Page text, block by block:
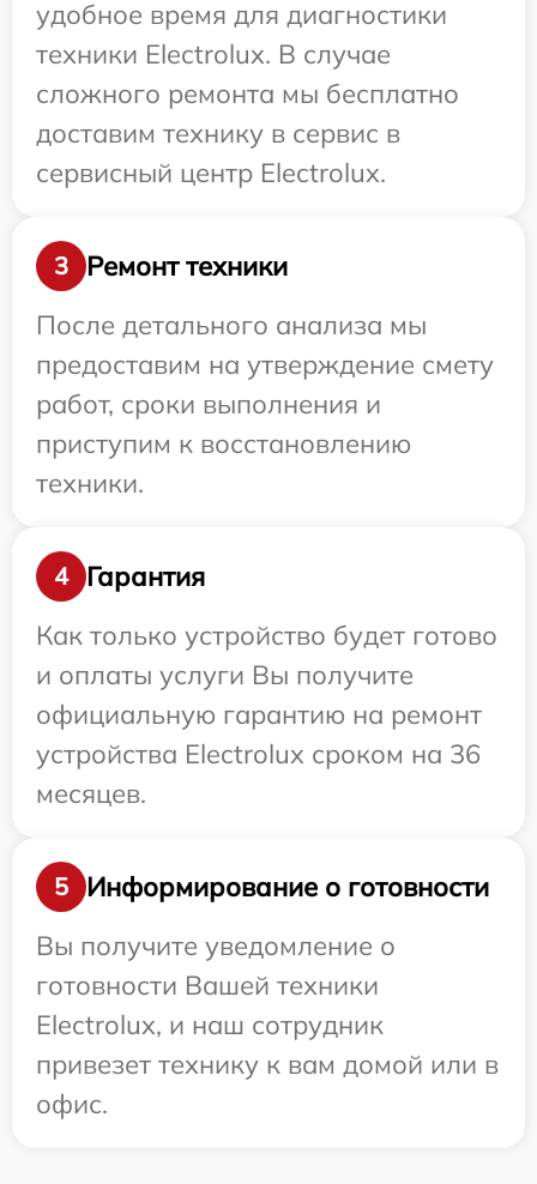
удобное время для диагностики
техники Electrolux. В случае
сложного ремонта мы бесплатно
доставим технику в сервис в
сервисный центр Electrolux.
3
Ремонт техники
После детального анализа мы
предоставим на утверждение смету
работ, сроки выполнения и
приступим к восстановлению
техники.
4
Гарантия
Как только устройство будет готово
и оплаты услуги Вы получите
официальную гарантию на ремонт
устройства Electrolux сроком на 36
месяцев.
5
Информирование о готовности
Вы получите уведомление о
готовности Вашей техники
Electrolux, и наш сотрудник
привезет технику к вам домой или в
офис.